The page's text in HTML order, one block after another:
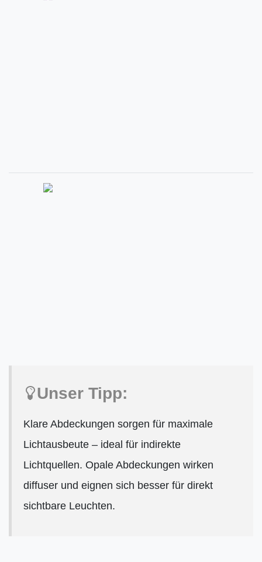
Unser Tipp:
Klare Abdeckungen sorgen für maximale
Lichtausbeute – ideal für indirekte
Lichtquellen. Opale Abdeckungen wirken
diffuser und eignen sich besser für direkt
sichtbare Leuchten.